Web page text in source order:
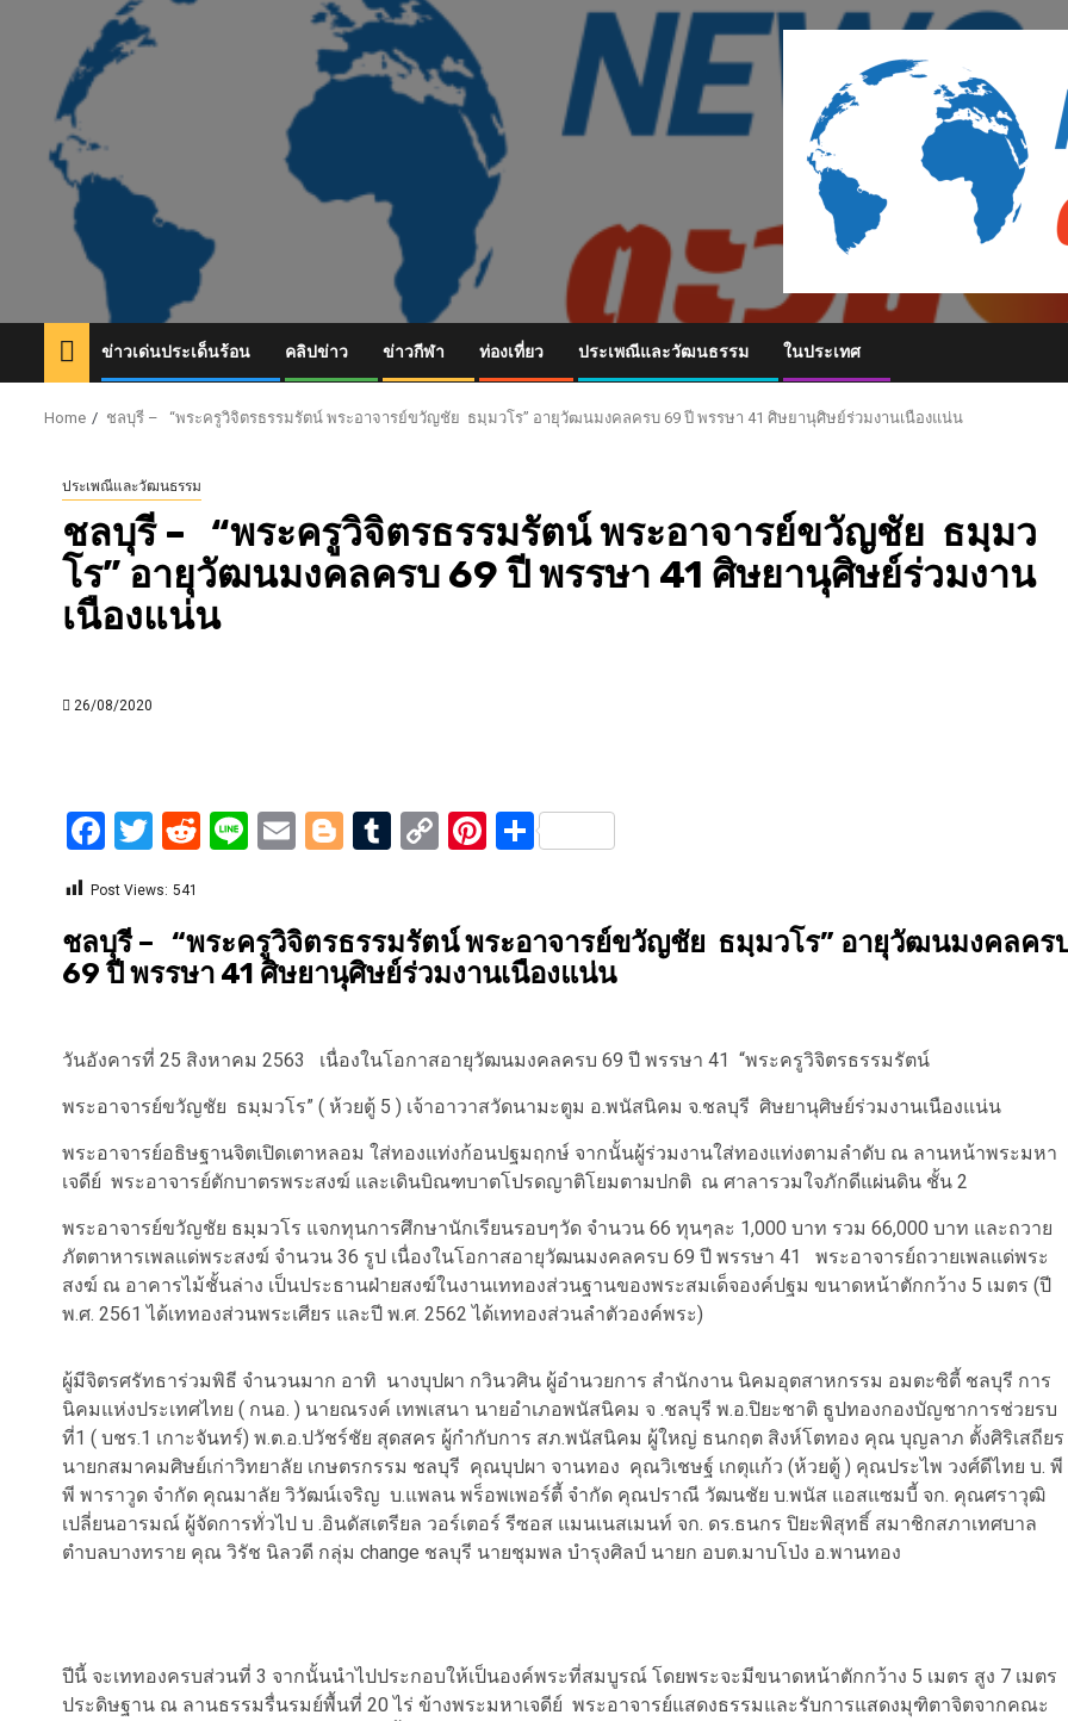
ข่าวเด่นประเด็นร้อน คลิปข่าว ข่าวกีฬา ท่องเที่ยว ประเพณีและวัฒนธรรม ในประเทศ
Home ชลบุรี – “พระครูวิจิตรธรรมรัตน์ พระอาจารย์ขวัญชัย ธมฺมวโร” อายุวัฒนมงคลครบ 69 ปี พรรษา 41 ศิษยานุศิษย์ร่วมงานเนืองแน่น
ประเพณีและวัฒนธรรม
ชลบุรี – “พระครูวิจิตรธรรมรัตน์ พระอาจารย์ขวัญชัย ธมฺมว
โร” อายุวัฒนมงคลครบ 69 ปี พรรษา 41 ศิษยานุศิษย์ร่วมงาน
เนืองแน่น
26/08/2020
Facebook
Twitter
Reddit
LineEmailBlogger
Tumblr
CopyPinterest
Share
Post Views: 541
ชลบุรี – “พระครูวิจิตรธรรมรัตน์ พระอาจารย์ขวัญชัย ธมฺมวโร” อายุวัฒนมงคลคร
69 ปี พรรษา 41 ศิษยานุศิษย์ร่วมงานเนืองแน่น
วันอังคารที่ 25 สิงหาคม 2563 เนื่องในโอกาสอายุวัฒนมงคลครบ 69 ปี พรรษา 41 “พระครูวิจิตรธรรมรัตน์
พระอาจารย์ขวัญชัย ธมฺมวโร” ( ห้วยตู้ 5 ) เจ้าอาวาสวัดนามะตูม อ.พนัสนิคม จ.ชลบุรี ศิษยานุศิษย์ร่วมงานเนืองแน่น
พระอาจารย์อธิษฐานจิตเปิดเตาหลอม ใส่ทองแท่งก้อนปฐมฤกษ์ จากนั้นผู้ร่วมงานใส่ทองแท่งตามลำดับ ณ ลานหน้าพระมหา
เจดีย์ พระอาจารย์ตักบาตรพระสงฆ์ และเดินบิณฑบาตโปรดญาติโยมตามปกติ ณ ศาลารวมใจภักดีแผ่นดิน ชั้น 2
พระอาจารย์ขวัญชัย ธมฺมวโร แจกทุนการศึกษานักเรียนรอบๆวัด จำนวน 66 ทุนๆละ 1,000 บาท รวม 66,000 บาท และถวาย
ภัตตาหารเพลแด่พระสงฆ์ จำนวน 36 รูป เนื่องในโอกาสอายุวัฒนมงคลครบ 69 ปี พรรษา 41 พระอาจารย์ถวายเพลแด่พระ
สงฆ์ ณ อาคารไม้ชั้นล่าง เป็นประธานฝ่ายสงฆ์ในงานเททองส่วนฐานของพระสมเด็จองค์ปฐม ขนาดหน้าตักกว้าง 5 เมตร (ปี
พ.ศ. 2561 ได้เททองส่วนพระเศียร และปี พ.ศ. 2562 ได้เททองส่วนลำตัวองค์พระ)
ผู้มีจิตรศรัทธาร่วมพิธี จำนวนมาก อาทิ นางบุปผา กวินวศิน ผู้อำนวยการ สำนักงาน นิคมอุตสาหกรรม อมตะซิตี้ ชลบุรี การ
นิคมแห่งประเทศไทย ( กนอ. ) นายณรงค์ เทพเสนา นายอำเภอพนัสนิคม จ .ชลบุรี พ.อ.ปิยะชาติ ธูปทองกองบัญชาการช่วยรบ
ที่1 ( บชร.1 เกาะจันทร์) พ.ต.อ.ปวัชร์ชัย สุดสคร ผู้กำกับการ สภ.พนัสนิคม ผู้ใหญ่ ธนกฤต สิงห์โตทอง คุณ บุญลาภ ตั้งศิริเสถียร
นายกสมาคมศิษย์เก่าวิทยาลัย เกษตรกรรม ชลบุรี คุณบุปผา จานทอง คุณวิเชษฐ์ เกตุแก้ว (ห้วยตู้ ) คุณประไพ วงศ์ดีไทย บ. พี
พี พาราวูด จำกัด คุณมาลัย วิวัฒน์เจริญ บ.แพลน พร็อพเพอร์ตี้ จำกัด คุณปราณี วัฒนชัย บ.พนัส แอสแซมบี้ จก. คุณศราวุฒิ
เปลี่ยนอารมณ์ ผู้จัดการทั่วไป บ .อินดัสเตรียล วอร์เตอร์ รีซอส แมนเนสเมนท์ จก. ดร.ธนกร ปิยะพิสุทธิ์ สมาชิกสภาเทศบาล
ตำบลบางทราย คุณ วิรัช นิลวดี กลุ่ม change ชลบุรี นายชุมพล บำรุงศิลป์ นายก อบต.มาบโป่ง อ.พานทอง
ปีนี้ จะเททองครบส่วนที่ 3 จากนั้นนำไปประกอบให้เป็นองค์พระที่สมบูรณ์ โดยพระจะมีขนาดหน้าตักกว้าง 5 เมตร สูง 7 เมตร
ประดิษฐาน ณ ลานธรรมรื่นรมย์พื้นที่ 20 ไร่ ข้างพระมหาเจดีย์ พระอาจารย์แสดงธรรมและรับการแสดงมุฑิตาจิตจากคณะ